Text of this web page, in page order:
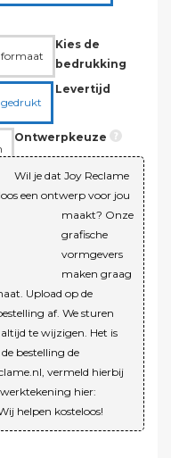
Kies de
bedrukking
Levertijd
Ontwerpkeuze
Wil je dat Joy Reclame
een ontwerp voor jou
maakt? Onze
grafische
vormgevers
maken graag
Upload op de
af. We sturen
te wijzigen. Het is
bestelling de
vermeld hierbij
hier:
helpen kosteloos!